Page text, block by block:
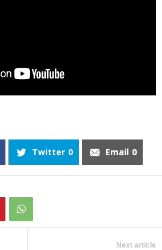
Twitter 0 Email 0
Next article